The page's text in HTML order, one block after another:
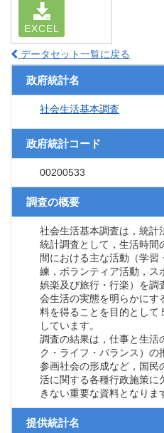
EXCEL
データセット一覧に戻る
政府統計名
社会生活基本調査
政府統計コード
00200533
調査の概要
社会生活基本調査は，統計
統計調査として，生活時間
間における主な活動（学習
練，ボランティア活動，ス
娯楽及び旅行・行楽）を調
会生活の実態を明らかにす
料を得ることを目的として
しています。
調査の結果は，仕事と生活
ク・ライフ・バランス）の
参画社会の形成など，国民
活に関する各種行政施策に
きない重要な資料となりま
提供統計名